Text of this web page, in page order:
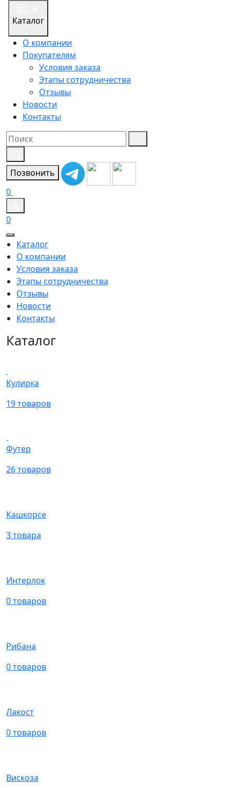
Каталог
О компании
Покупателям
Условия заказа
Этапы сотрудничества
Отзывы
Новости
Контакты
Результат
поиска:
Позвонить
0
0
Каталог
О компании
Условия заказа
Этапы сотрудничества
Отзывы
Новости
Контакты
Каталог
Кулирка
19 товаров
Футер
26 товаров
Кашкорсе
3 товара
Интерлок
0 товаров
Рибана
0 товаров
Лакост
0 товаров
Вискоза